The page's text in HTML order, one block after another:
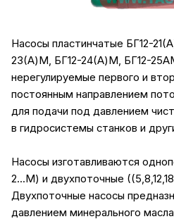
Насосы пластинчатые БГ12-
23(А)М, БГ12-24(А)М, БГ12-
нерегулируемые первого и
постоянным направлением
для подачи под давлением
в гидросистемы станков и
Насосы изготавливаются
2...М) и двухпоточные
Двухпоточные насосы
давлением минерального